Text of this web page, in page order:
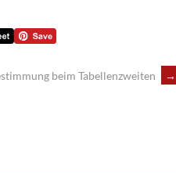
beim Tabellenzweiten →